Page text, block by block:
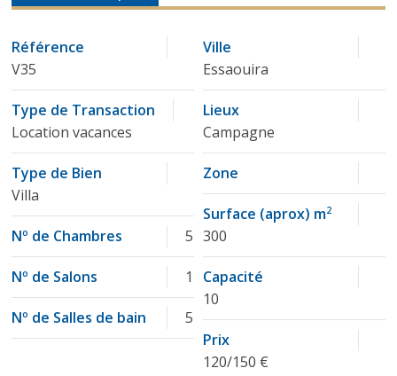
Référence
V35
Type de Transaction
Location vacances
Type de Bien
Villa
Nº de Chambres 5
Nº de Salons 1
Nº de Salles de bain 5
Ville
Essaouira
Lieux
Campagne
Zone
Surface (aprox) m2
300
Capacité
10
Prix
120/150 €